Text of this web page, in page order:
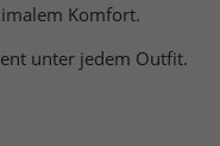
Komfort.
unter jedem Outfit.